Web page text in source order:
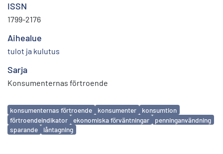
ISSN
1799-2176
Aihealue
tulot ja kulutus
Sarja
Konsumenternas förtroende
Avainsanat
konsumenternas förtroende konsumenter
konsumtion
förtroendeindikator
ekonomiska förväntningar
penninganvändning
sparande
låntagning